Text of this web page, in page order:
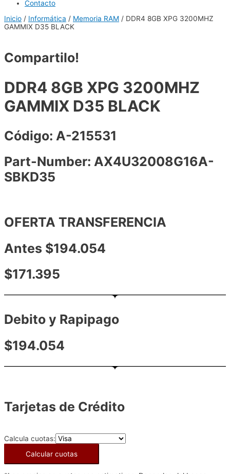
Contacto
Inicio / Informática / Memoria RAM / DDR4 8GB XPG 3200MHZ
GAMMIX D35 BLACK
Compartilo!
DDR4 8GB XPG 3200MHZ
GAMMIX D35 BLACK
Código: A-215531
Part-Number: AX4U32008G16A-
SBKD35
OFERTA TRANSFERENCIA
Antes $194.054
$171.395
Debito y Rapipago
$194.054
Tarjetas de Crédito
Calcula cuotas:
Calcular cuotas